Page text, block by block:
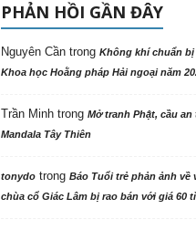
PHẢN HỒI GẦN ĐÂY
Nguyên Cầntrong Không khí chuẩn bị
Khoa học Hoằng pháp Hải ngoại năm
Trần Minhtrong Mở tranh Phật, cầu
Mandala Tây Thiên
tonydotrong Báo Tuổi trẻ phản ảnh về
chùa cổ Giác Lâm bị rao bán với giá 60